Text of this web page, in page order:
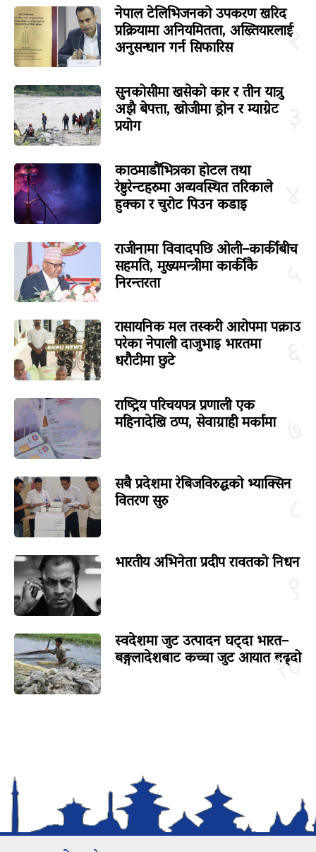
२
नेपाल टेलिभिजनको उपकरण खरिद
प्रक्रियामा अनियमितता, अख्तियारलाई
अनुसन्धान गर्न सिफारिस
सुनकोसीमा खसेको कार र तीन यात्रु
अझै बेपत्ता, खोजीमा ड्रोन र म्याग्नेट
प्रयोग
काठमाडौंभित्रका होटल तथा
रेष्टुरेन्टहरुमा अव्यवस्थित तरिकाले
हुक्का र चुरोट पिउन कडाइ
राजीनामा विवादपछि ओली–कार्कीबीच
सहमति, मुख्यमन्त्रीमा कार्कीकै
निरन्तरता
रासायनिक मल तस्करी आरोपमा पक्राउ
परेका नेपाली दाजुभाइ भारतमा
धरौटीमा छुटे
राष्ट्रिय परिचयपत्र प्रणाली एक
महिनादेखि ठप्प, सेवाग्राही मर्कामा
सबै प्रदेशमा रेबिजविरुद्धको भ्याक्सिन
वितरण सुरु
भारतीय अभिनेता प्रदीप रावतको निधन
१०
स्वदेशमा जुट उत्पादन घट्दा भारत–
बङ्गलादेशबाट कच्चा जुट आयात बढ्दो